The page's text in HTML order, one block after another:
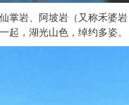
掌岩、阿坡岩（又称禾
，湖光山色，绰约多姿。